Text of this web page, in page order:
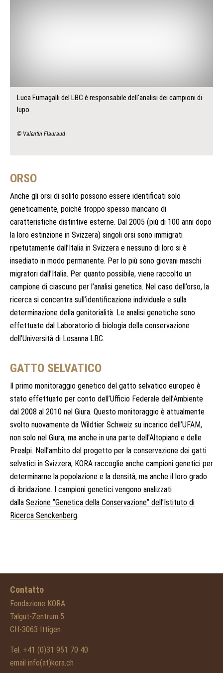
Luca Fumagalli del LBC è responsabile dell'analisi dei campioni di
lupo.
© Valentin Flauraud
ORSO
Anche gli orsi di solito possono essere identificati solo
geneticamente, poiché troppo spesso mancano di
caratteristiche distintive esterne. Dal 2005 (più di 100 anni dopo
la loro estinzione in Svizzera) singoli orsi sono immigrati
ripetutamente dall’Italia in Svizzera e nessuno di loro si è
insediato in modo permanente. Per lo più sono giovani maschi
migratori dall’Italia. Per quanto possibile, viene raccolto un
campione di ciascuno per l’analisi genetica. Nel caso dell’orso, la
ricerca si concentra sull’identificazione individuale e sulla
determinazione della genitorialità. Le analisi genetiche sono
effettuate dal Laboratorio di biologia della conservazione
dell’Università di Losanna LBC.
GATTO SELVATICO
Il primo monitoraggio genetico del gatto selvatico europeo è
stato effettuato per conto dell’Ufficio Federale dell’Ambiente
dal 2008 al 2010 nel Giura. Questo monitoraggio è attualmente
svolto nuovamente da Wildtier Schweiz su incarico dell’UFAM,
non solo nel Giura, ma anche in una parte dell’Altopiano e delle
Prealpi. Nell’ambito del progetto per la conservazione dei gatti
selvatici in Svizzera, KORA raccoglie anche campioni genetici per
determinarne la popolazione e la densità, ma anche il loro grado
di ibridazione. I campioni genetici vengono analizzati
dalla Sezione “Genetica della Conservazione” dell’Istituto di
Ricerca Senckenberg.
Contatto
Fondazione KORA
Talgut-Zentrum 5
CH-3063 Ittigen
Tel. +41 (0)31 951 70 40
email info(at)kora.ch